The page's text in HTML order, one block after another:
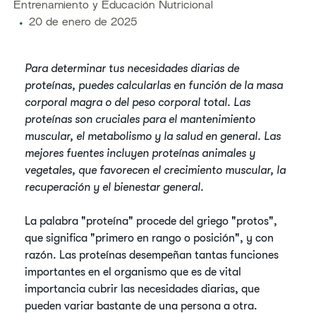
Entrenamiento y Educación Nutricional
20 de enero de 2025
Para determinar tus necesidades diarias de
proteínas, puedes calcularlas en función de la masa
corporal magra o del peso corporal total. Las
proteínas son cruciales para el mantenimiento
muscular, el metabolismo y la salud en general. Las
mejores fuentes incluyen proteínas animales y
vegetales, que favorecen el crecimiento muscular, la
recuperación y el bienestar general.
La palabra "proteína" procede del griego "protos",
que significa "primero en rango o posición", y con
razón. Las proteínas desempeñan tantas funciones
importantes en el organismo que es de vital
importancia cubrir las necesidades diarias, que
pueden variar bastante de una persona a otra.